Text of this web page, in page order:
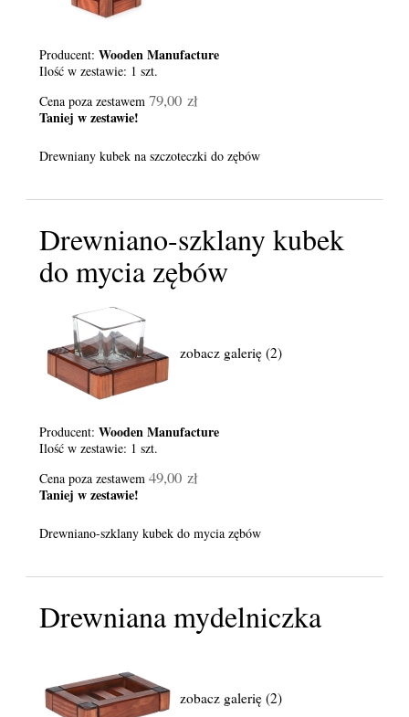
Producent: Wooden Manufacture
Ilość w zestawie: 1 szt.
Cena poza zestawem 79,00 zł
Taniej w zestawie!
Drewniany kubek na szczoteczki do zębów
Drewniano-szklany kubek
do mycia zębów
zobacz galerię (2)
Producent: Wooden Manufacture
Ilość w zestawie: 1 szt.
Cena poza zestawem 49,00 zł
Taniej w zestawie!
Drewniano-szklany kubek do mycia zębów
Drewniana mydelniczka
zobacz galerię (2)